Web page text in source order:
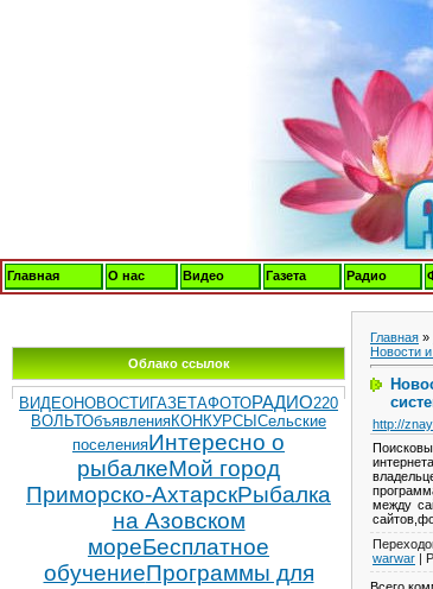
Главная О нас Видео Газета Радио
Облако ссылок
ВИДЕОНОВОСТИ ГАЗЕТАФОТОРАДИО220
ВОЛЬТОбъявленияКОНКУРСЫ Сельские
поселенияИнтересно о
рыбалкеМой город
Приморско-АхтарскРыбалка
на Азовском
мореБесплатное
обучениеПрограммы для
Главная »
Новости
http://
между
warwar |